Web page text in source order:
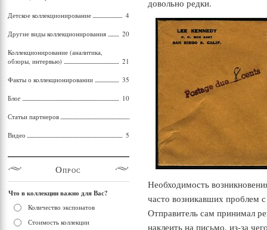
довольно редки.
Необходимость
часто возникавших проблем
Отправитель сам принимал
наклеить на письмо, из-за
Детское коллекционирование 4
Другие виды коллекционирования 20
Коллекционирование (аналитика,
обзоры, интервью)
21
Факты о коллекционировании 35
Блог 10
Статьи партнеров
Видео 5
Опрос
Что в коллекции важно для Вас?
Количество экспонатов
Стоимость коллекции